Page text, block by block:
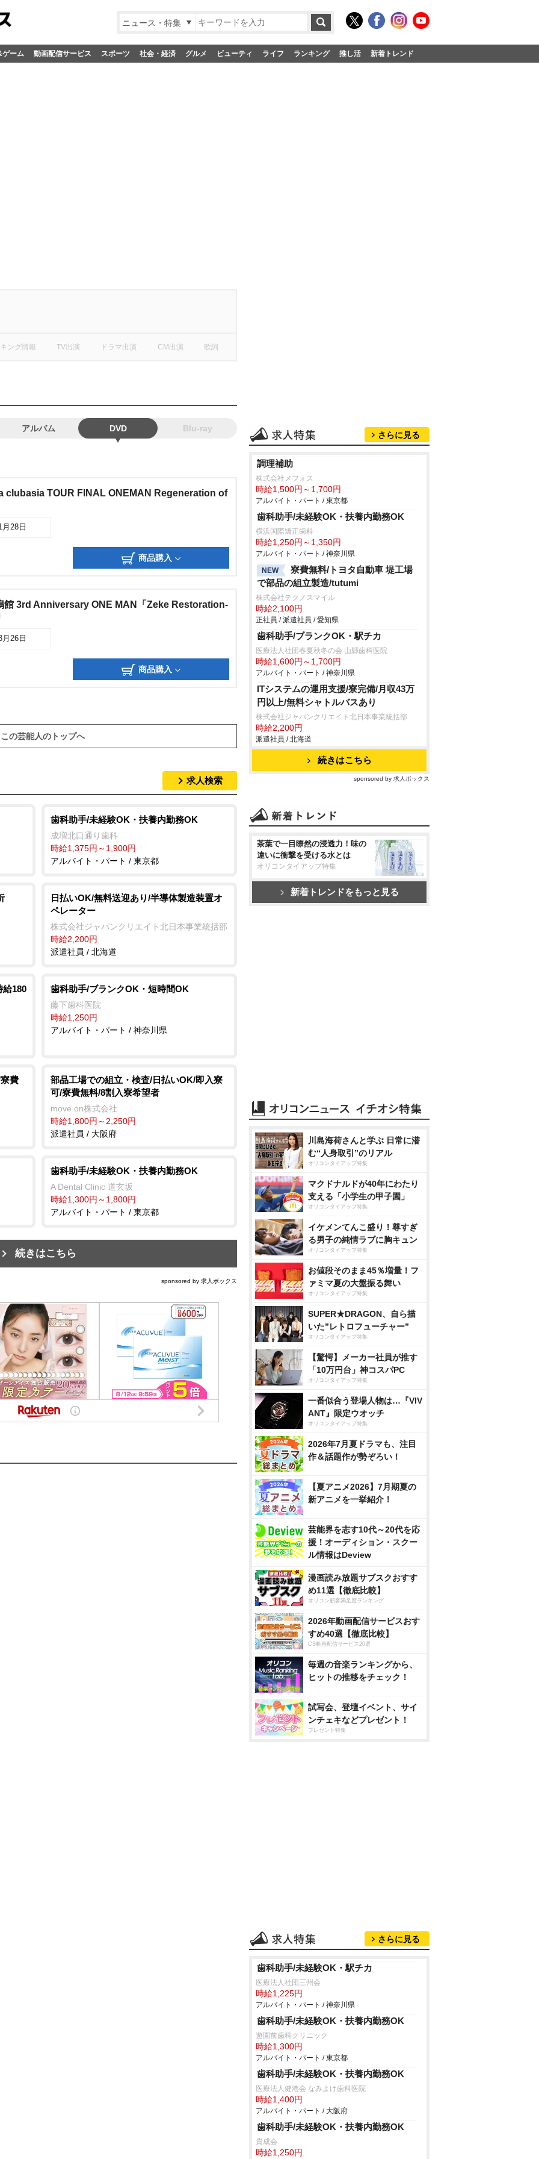
ニュース・特集
ゲーム 動画配信サービス スポーツ 社会・経済 グルメ ビューティ ライフ ランキング 推し活 新着トレンド
ング情報 TV出演 ドラマ出演 CM出演 歌詞
アルバム DVD Blu-ray
clubasia TOUR FINAL ONEMAN Regeneration of
28日
商品購入
館 3rd Anniversary ONE MAN「Zeke Restoration-
26日
商品購入
この芸能人のトップへ
求人検索
歯科助手/未経験OK・扶養内勤務OK
成増北口通り歯科
時給1,375円～1,900円
アルバイト・パート / 東京都
日払いOK/無料送迎あり/半導体製造装置オ
ペレーター
株式会社ジャパンクリエイト北日本事業統括部
時給2,200円
派遣社員 / 北海道
給180 歯科助手/ブランクOK・短時間OK
藤下歯科医院
時給1,250円
アルバイト・パート / 神奈川県
費
部品工場での組立・検査/日払いOK/即入寮
可/寮費無料/8割入寮希望者
move on株式会社
時給1,800円～2,250円
派遣社員 / 大阪府
歯科助手/未経験OK・扶養内勤務OK
A Dental Clinic 道玄坂
時給1,300円～1,800円
アルバイト・パート / 東京都
続きはこちら
sponsored by 求人ボックス
さらに見る
調理補助
株式会社メフォス
時給1,500円～1,700円
アルバイト・パート / 東京都
歯科助手/未経験OK・扶養内勤務OK
横浜国際矯正歯科
時給1,250円～1,350円
アルバイト・パート / 神奈川県
NEW
寮費無料/トヨタ自動車 堤工場
で部品の組立製造/tutumi
株式会社テクノスマイル
時給2,100円
正社員 / 派遣社員 / 愛知県
歯科助手/ブランクOK・駅チカ
医療法人社団春夏秋冬の会 山縣歯科医院
時給1,600円～1,700円
アルバイト・パート / 神奈川県
ITシステムの運用支援/寮完備/月収43万
円以上/無料シャトルバスあり
株式会社ジャパンクリエイト北日本事業統括部
時給2,200円
派遣社員 / 北海道
続きはこちら
sponsored by 求人ボックス
茶葉で一目瞭然の浸透力！味の
違いに衝撃を受ける水とは
オリコンタイアップ特集
新着トレンドをもっと見る
川島海荷さんと学ぶ 日常に潜
む“人身取引”のリアル
オリコンタイアップ特集
マクドナルドが40年にわたり
支える「小学生の甲子園」
オリコンタイアップ特集
イケメンてんこ盛り！尊すぎ
る男子の純情ラブに胸キュン
オリコンタイアップ特集
お値段そのまま45％増量！フ
ァミマ夏の大盤振る舞い
オリコンタイアップ特集
SUPER★DRAGON、自ら描
いた”レトロフューチャー”
オリコンタイアップ特集
【驚愕】メーカー社員が推す
「10万円台」神コスパPC
オリコンタイアップ特集
一番似合う登場人物は…『VIV
ANT』限定ウオッチ
オリコンタイアップ特集
2026年7月夏ドラマも、注目
作＆話題作が勢ぞろい！
【夏アニメ2026】7月期夏の
新アニメを一挙紹介！
芸能界を志す10代～20代を応
援！オーディション・スクー
ル情報はDeview
漫画読み放題サブスクおすす
め11選【徹底比較】
オリコン顧客満足度ランキング
2026年動画配信サービスおす
すめ40選【徹底比較】
CS動画配信サービス20選
毎週の音楽ランキングから、
ヒットの推移をチェック！
試写会、登壇イベント、サイ
ンチェキなどプレゼント！
プレゼント特集
さらに見る
歯科助手/未経験OK・駅チカ
医療法人社団三州会
時給1,225円
アルバイト・パート / 神奈川県
歯科助手/未経験OK・扶養内勤務OK
遊園前歯科クリニック
時給1,300円
アルバイト・パート / 東京都
歯科助手/未経験OK・扶養内勤務OK
医療法人健港会 なみよけ歯科医院
時給1,400円
アルバイト・パート / 大阪府
歯科助手/未経験OK・扶養内勤務OK
貴成会
時給1,250円